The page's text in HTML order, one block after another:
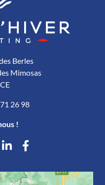
Berles
Mimosas
26 98
!